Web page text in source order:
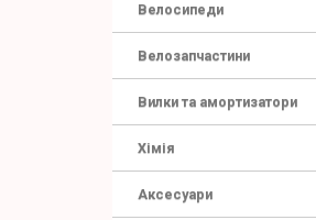
Велосипеди
Велозапчастини
Вилки та амортизатори
Хімія
Аксесуари